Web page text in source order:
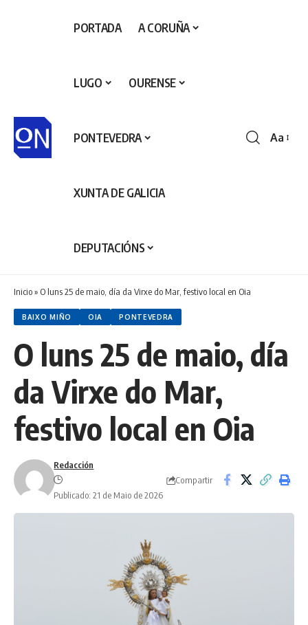
PORTADA A CORUÑA
LUGO OURENSE
PONTEVEDRA
XUNTA DE GALICIA
DEPUTACIÓNS
Aa
Inicio» O luns 25 de maio, día da Virxe do Mar, festivo local en Oia
BAIXO MIÑO OIA PONTEVEDRA
O luns 25 de maio, día
da Virxe do Mar,
festivo local en Oia
Redacción
Publicado: 21 de Maio de 2026
Compartir